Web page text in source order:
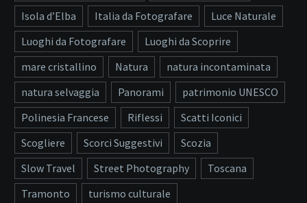
Isola d’Elba
Italia da Fotografare
Luce Naturale
Luoghi da Fotografare
Luoghi da Scoprire
mare cristallino
Natura
natura incontaminata
natura selvaggia
Panorami
patrimonio UNESCO
Polinesia Francese
Riflessi
Scatti Iconici
Scogliere
Scorci Suggestivi
Scozia
Slow Travel
Street Photography
Toscana
Tramonto
turismo culturale